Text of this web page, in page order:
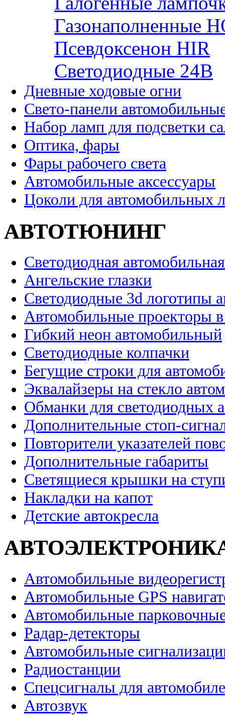
Газонаполненные
Псевдоксенон HIR
Cветодиодные 24B
Дневные ходовые огни
Свето-панели
Набор ламп для подсветки
Оптика, фары
Фары рабочего света
Автомобильные аксессуары
Цоколи для автомобильных
АВТОТЮНИНГ
Светодиодная
Ангельские глазки
Светодиодные 3d логотипы
Автомобильные проекторы
Гибкий неон автомобильный
Светодиодные колпачки
Бегущие строки для
Эквалайзеры на стекло
Обманки для светодиодных
Дополнительные стоп-
Повторители указателей
Дополнительные габариты
Светящиеся крышки на
Накладки на капот
Детские автокресла
Автомобильные
Автомобильные GPS
Автомобильные
Радар-детекторы
Автомобильные
Радиостанции
Спецсигналы для
Автозвук